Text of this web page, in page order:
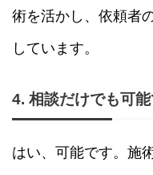
術を活かし、依頼者
しています。
4. 相談だけでも可能
はい、可能です。施